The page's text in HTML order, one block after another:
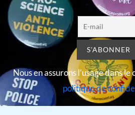
Nous en assurons l’usage dans
politique de